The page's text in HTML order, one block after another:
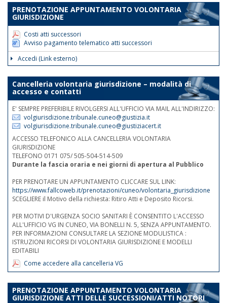
orarie sarà garantita la reperibilità
telefonica ai nn.rr. 0171 075
507/508/514.
PRENOTAZIONE APPUNTAMENTO VOLONTARIA
GIURISDIZIONE
Costi atti successori
Avviso pagamento telematico atti successori
Accedi (Link esterno)
Cancelleria volontaria giurisdizione – modalità di
accesso e contatti
E' SEMPRE PREFERIBILE RIVOLGERSI ALL'UFFICIO VIA MAIL ALL'INDIRIZZO:
volgiurisdizione.tribunale.cuneo@giustizia.it
volgiurisdizione.tribunale.cuneo@giustiziacert.it
ACCESSO TELEFONICO ALLA CANCELLERIA VOLONTARIA
GIURISDIZIONE
TELEFONO 0171 075/ 505-504-514-509
Durante la fascia oraria e nei giorni di apertura al Pubblico
PER PRENOTARE UN APPUNTAMENTO CLICCARE SUL LINK:
https://www.fallcoweb.it/prenotazioni/cuneo/volontaria_giurisdizione
SCEGLIERE il Motivo della richiesta: Ritiro Atti e Deposito Ricorsi.
PER MOTIVI D'URGENZA SOCIO SANITARI È CONSENTITO L'ACCESSO
ALL'UFFICIO VG IN CUNEO, VIA BONELLI N. 5, SENZA APPUNTAMENTO.
PER INFORMAZIONI CONSULTARE LA SEZIONE MODULISTICA :
ISTRUZIONI RICORSI DI VOLONTARIA GIURISDIZIONE E MODELLI
EDITABILI
Come accedere alla cancelleria VG
PRENOTAZIONE APPUNTAMENTO VOLONTARIA
GIURISDIZIONE ATTI DELLE SUCCESSIONI/ATTI NOTORI